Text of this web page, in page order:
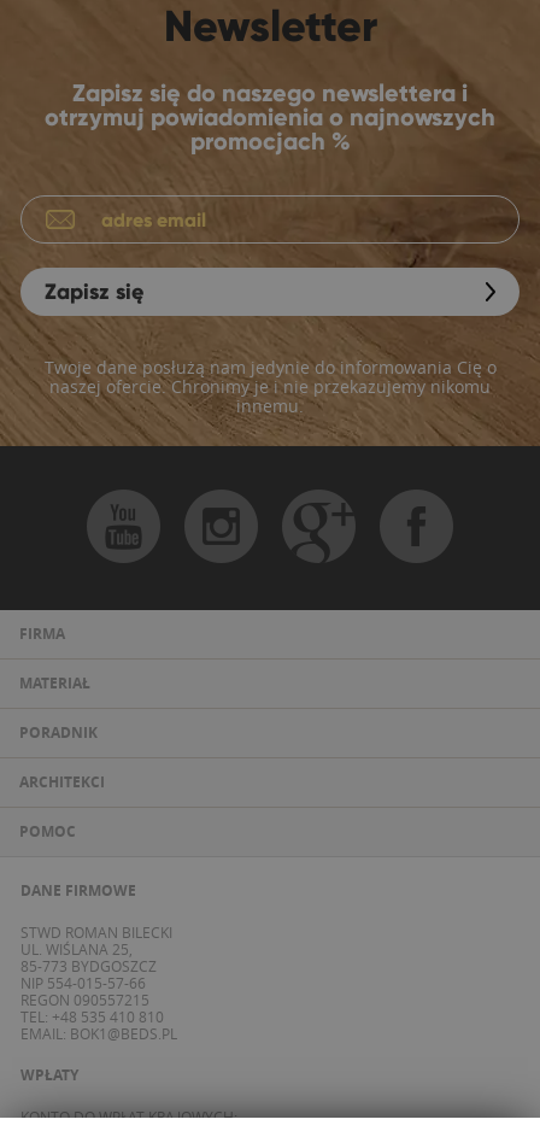
Newsletter
Zapisz się do naszego newslettera i
otrzymuj powiadomienia o najnowszych
promocjach %
Zapisz się
Twoje dane posłużą nam jedynie do informowania Cię o
naszej ofercie. Chronimy je i nie przekazujemy nikomu
innemu.
FIRMA
MATERIAŁ
PORADNIK
ARCHITEKCI
POMOC
DANE FIRMOWE
STWD ROMAN BILECKI
UL. WIŚLANA 25,
85-773 BYDGOSZCZ
NIP 554-015-57-66
REGON 090557215
TEL: +48 535 410 810
EMAIL: BOK1@BEDS.PL
WPŁATY
KONTO DO WPŁAT KRAJOWYCH: